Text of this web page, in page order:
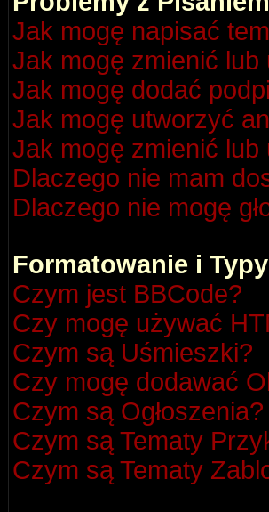
Jak mogę napisać
Jak mogę zmienić lub
Jak mogę dodać
Jak mogę utworzyć
Jak mogę zmienić
Dlaczego nie mam
Dlaczego nie mogę
Formatowanie i
Czym jest BBCode?
Czy mogę używać
Czym są Uśmieszki?
Czy mogę dodawać
Czym są Ogłoszenia?
Czym są Tematy
Czym są Tematy